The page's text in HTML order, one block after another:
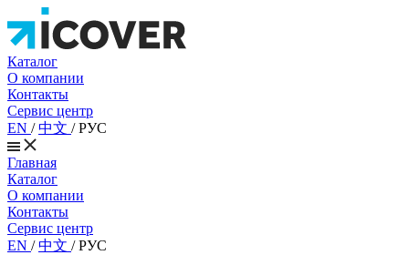
Каталог
О компании
Контакты
Сервис центр
EN /中文 /РУС
Главная
Каталог
О компании
Контакты
Сервис центр
EN /中文 /РУС